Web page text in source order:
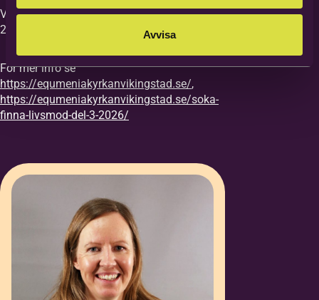
Avvisa
Vi vill ha din anmälan till kursen senast
27/8.
För mer info se
https://equmeniakyrkanvikingstad.se/,
https://equmeniakyrkanvikingstad.se/soka-
finna-livsmod-del-3-2026/